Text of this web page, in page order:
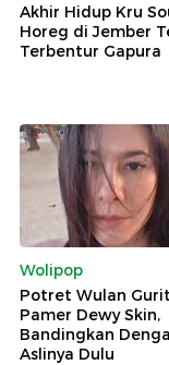
Akhir Hidup Kru
Horeg di Jember
Terbentur Gapura
Wolipop
Potret Wulan
Pamer Dewy Skin,
Bandingkan
Aslinya Dulu